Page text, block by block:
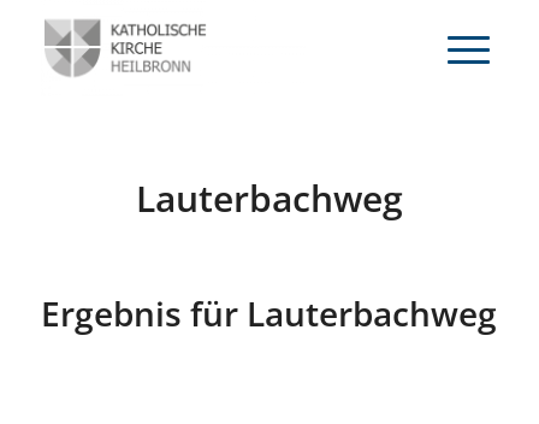
Lauterbachweg
Ergebnis für Lauterbachweg